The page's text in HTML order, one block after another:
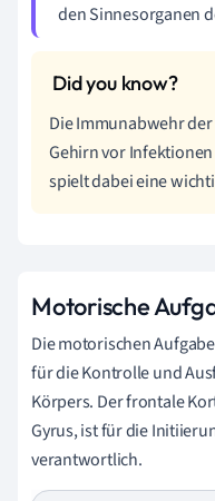
den Sinnesorganen
Die Immunabwehr
Gehirn vor
spielt dabei eine
Motorische
Die motorischen
für die Kontrolle und
Körpers. Der frontale
Gyrus, ist für die
verantwortlich.